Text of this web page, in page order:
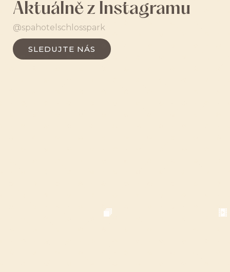
Aktuálně z Instagramu
@spahotelschlosspark
SLEDUJTE NÁS